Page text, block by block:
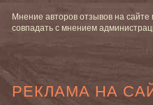
Мнение авторов отзывов на сайте
совпадать с мнением
РЕКЛАМА НА